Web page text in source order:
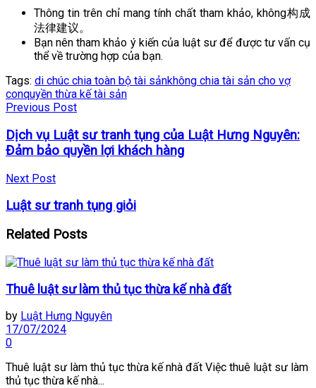
Thông tin trên chỉ mang tính chất tham khảo, không构成
法律建议。
Bạn nên tham khảo ý kiến của luật sư để được tư vấn cụ
thể về trường hợp của bạn.
Tags: di chúc chia toàn bộ tài sảnkhông chia tài sản cho vợ
conquyền thừa kế tài sản
Previous Post
Dịch vụ Luật sư tranh tụng của Luật Hưng Nguyên:
Đảm bảo quyền lợi khách hàng
Next Post
Luật sư tranh tụng giỏi
Related Posts
Thuê luật sư làm thủ tục thừa kế nhà đất
by Luật Hưng Nguyên
17/07/2024
0
Thuê luật sư làm thủ tục thừa kế nhà đất Việc thuê luật sư làm
thủ tục thừa kế nhà...